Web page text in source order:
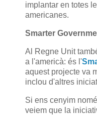
implantar en totes
americanes.
Smarter
Al Regne Unit
a l'americà: és l'
aquest projecte va
inclou d'altres
Si ens cenyim
veiem que la